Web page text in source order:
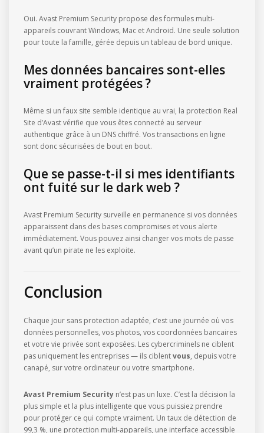
Oui. Avast Premium Security propose des formules multi-
appareils couvrant Windows, Mac et Android. Une seule solution
pour toute la famille, gérée depuis un tableau de bord unique.
Mes données bancaires sont-elles
vraiment protégées ?
Même si un faux site semble identique au vrai, la protection Real
Site d’Avast vérifie que vous êtes connecté au serveur
authentique grâce à un DNS chiffré. Vos transactions en ligne
sont donc sécurisées de bout en bout.
Que se passe-t-il si mes identifiants
ont fuité sur le dark web ?
Avast Premium Security surveille en permanence si vos données
apparaissent dans des bases compromises et vous alerte
immédiatement. Vous pouvez ainsi changer vos mots de passe
avant qu’un pirate ne les exploite.
Conclusion
Chaque jour sans protection adaptée, c’est une journée où vos
données personnelles, vos photos, vos coordonnées bancaires
et votre vie privée sont exposées. Les cybercriminels ne ciblent
pas uniquement les entreprises — ils ciblentvous, depuis votre
canapé, sur votre ordinateur ou votre smartphone.
Avast Premium Security n’est pas un luxe. C’est la décision la
plus simple et la plus intelligente que vous puissiez prendre
pour protéger ce qui compte vraiment. Un taux de détection de
99,3 %, une protection multi-appareils, une interface accessible